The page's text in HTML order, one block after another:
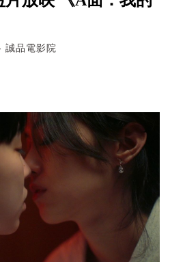
誠品電影院